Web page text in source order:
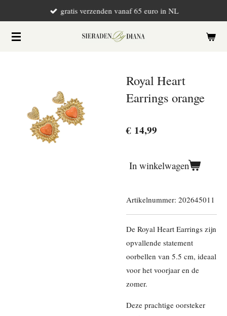
naar
gratis verzenden vanaf 65 euro in NL
Royal Heart
Earrings orange
€ 14,99
In winkelwagen
Artikelnummer: 202645011
De Royal Heart Earrings zijn
opvallende statement
oorbellen van 5.5 cm, ideaal
voor het voorjaar en de
zomer.
Deze prachtige oorsteker